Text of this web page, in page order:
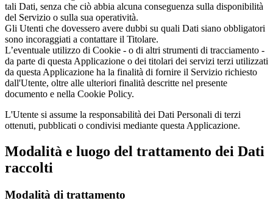
tali Dati, senza che ciò abbia alcuna conseguenza sulla disponibilità
del Servizio o sulla sua operatività.
Gli Utenti che dovessero avere dubbi su quali Dati siano obbligatori
sono incoraggiati a contattare il Titolare.
L’eventuale utilizzo di Cookie - o di altri strumenti di tracciamento -
da parte di questa Applicazione o dei titolari dei servizi terzi utilizzati
da questa Applicazione ha la finalità di fornire il Servizio richiesto
dall'Utente, oltre alle ulteriori finalità descritte nel presente
documento e nella Cookie Policy.
L'Utente si assume la responsabilità dei Dati Personali di terzi
ottenuti, pubblicati o condivisi mediante questa Applicazione.
Modalità e luogo del trattamento dei Dati
raccolti
Modalità di trattamento